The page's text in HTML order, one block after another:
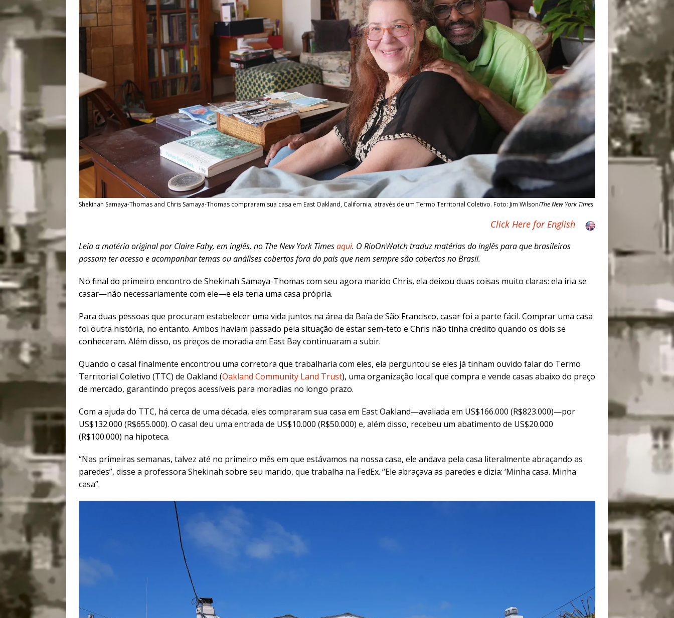
Shekinah Samaya-Thomas and Chris Samaya-Thomas compraram sua casa em East Oakland, California, através de um Termo Territorial Coletivo. Foto: Jim Wilson/The New York Times
Click Here for English
Leia a matéria original por Claire Fahy, em inglês, no The New York Timesaqui. O RioOnWatch traduz matérias do inglês para que brasileiros
possam ter acesso e acompanhar temas ou análises cobertos fora do país que nem sempre são cobertos no Brasil.
No final do primeiro encontro de Shekinah Samaya-Thomas com seu agora marido Chris, ela deixou duas coisas muito claras: ela iria se
casar—não necessariamente com ele—e ela teria uma casa própria.
Para duas pessoas que procuram estabelecer uma vida juntos na área da Baía de São Francisco, casar foi a parte fácil. Comprar uma casa
foi outra história, no entanto. Ambos haviam passado pela situação de estar sem-teto e Chris não tinha crédito quando os dois se
conheceram. Além disso, os preços de moradia em East Bay continuaram a subir.
Quando o casal finalmente encontrou uma corretora que trabalharia com eles, ela perguntou se eles já tinham ouvido falar do Termo
Territorial Coletivo (TTC) de Oakland (Oakland Community Land Trust), uma organização local que compra e vende casas abaixo do preço
de mercado, garantindo preços acessíveis para moradias no longo prazo.
Com a ajuda do TTC, há cerca de uma década, eles compraram sua casa em East Oakland—avaliada em US$166.000 (R$823.000)—por
US$132.000 (R$655.000). O casal deu uma entrada de US$10.000 (R$50.000) e, além disso, recebeu um abatimento de US$20.000
(R$100.000) na hipoteca.
“Nas primeiras semanas, talvez até no primeiro mês em que estávamos na nossa casa, ele andava pela casa literalmente abraçando as
paredes”, disse a professora Shekinah sobre seu marido, que trabalha na FedEx. “Ele abraçava as paredes e dizia: ‘Minha casa. Minha
casa”.